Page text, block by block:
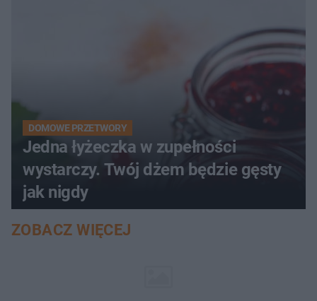
DOMOWE PRZETWORY
Jedna łyżeczka w zupełności
wystarczy. Twój dżem będzie gęsty
jak nigdy
ZOBACZ WIĘCEJ